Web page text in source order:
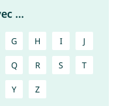
...
G H I J
Q R S T
Y Z